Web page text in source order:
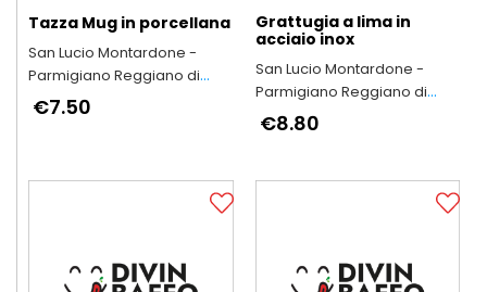
Tazza Mug in porcellana
San Lucio Montardone -
Parmigiano Reggiano di
Montagna
€7.50
Grattugia a lima in
acciaio inox
San Lucio Montardone -
Parmigiano Reggiano di
Montagna
€8.80